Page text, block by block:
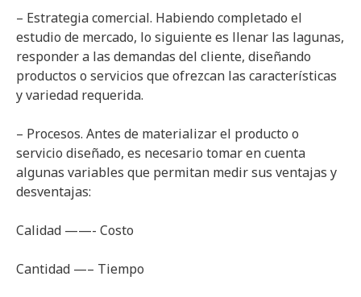
– Estrategia comercial. Habiendo completado el
estudio de mercado, lo siguiente es llenar las lagunas,
responder a las demandas del cliente, diseñando
productos o servicios que ofrezcan las características
y variedad requerida.
– Procesos. Antes de materializar el producto o
servicio diseñado, es necesario tomar en cuenta
algunas variables que permitan medir sus ventajas y
desventajas:
Calidad ——- Costo
Cantidad —– Tiempo